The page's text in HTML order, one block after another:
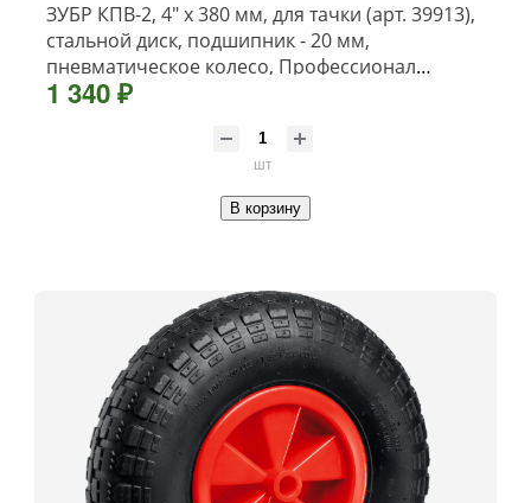
ЗУБР КПВ-2, 4″ х 380 мм, для тачки (арт. 39913),
стальной диск, подшипник - 20 мм,
пневматическое колесо, Профессионал
(39902-2)
1 340 ₽
шт
В корзину